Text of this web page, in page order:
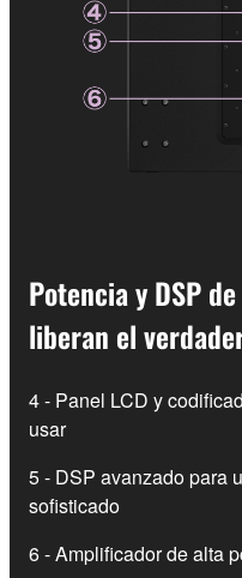
Potencia y DSP
liberan el
4 - Panel LCD y
usar
5 - DSP avanzado para
sofisticado
6 - Amplificador de alta